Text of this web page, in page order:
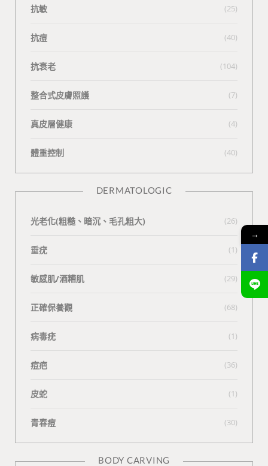
抗敏 (25)
抗痘 (40)
抗衰老 (104)
整合式皮膚照護 (7)
真皮層健康 (4)
體重控制 (40)
DERMATOLOGIC
光老化(粗糙、暗沉、毛孔粗大) (26)
垂疣 (1)
敏感肌/酒糟肌 (29)
正確保養觀 (68)
病毒疣 (1)
痘疤 (36)
皮蛇 (1)
青春痘 (30)
BODY CARVING
→